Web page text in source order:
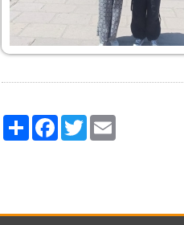
Share FacebookTwitter